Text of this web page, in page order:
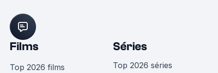
Films
Top 2026 films
Séries
Top 2026 séries